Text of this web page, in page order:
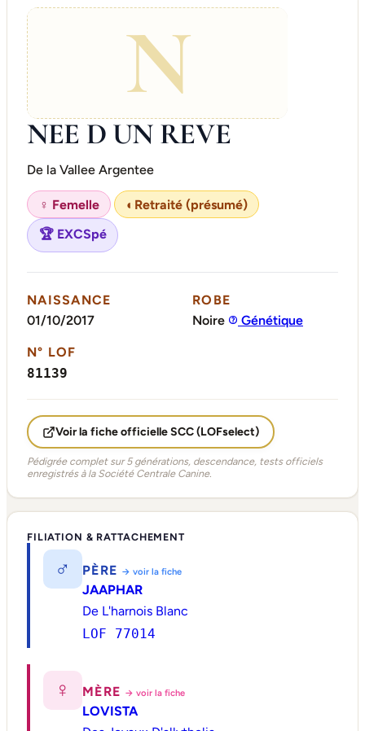
N
NEE D UN REVE
De la Vallee Argentee
♀ Femelle ◐ Retraité (présumé)
🏆 EXCSpé
NAISSANCE
01/10/2017
ROBE
Noire
Génétique
N° LOF
81139
Voir la fiche officielle SCC (LOFselect)
Pédigrée complet sur 5 générations, descendance, tests officiels
enregistrés à la Société Centrale Canine.
FILIATION & RATTACHEMENT
♂ PÈRE → voir la fiche
JAAPHAR
De L'harnois Blanc
LOF 77014
♀ MÈRE → voir la fiche
LOVISTA